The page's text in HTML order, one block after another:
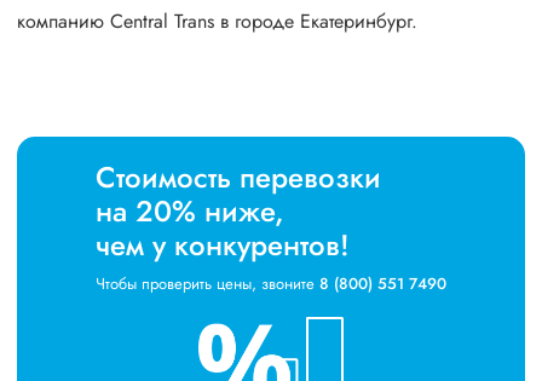
компанию Central Trans в городе Екатеринбург.
Стоимость перевозки
на 20% ниже,
чем у конкурентов!
Чтобы проверить цены, звоните 8 (800) 551 7490